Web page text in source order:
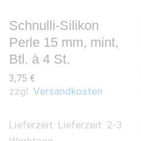
Schnulli-Silikon
Perle 15 mm, mint,
Btl. à 4 St.
3,75 €
zzgl. Versandkosten
Lieferzeit: Lieferzeit: 2-3